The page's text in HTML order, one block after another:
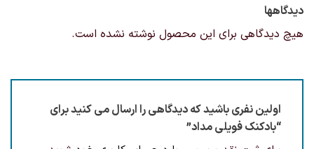
دیدگاهها
هیچ دیدگاهی برای این محصول نوشته نشده است.
اولین نفری باشید که دیدگاهی را ارسال می کنید برای
“بادکنک فویلی مداد”